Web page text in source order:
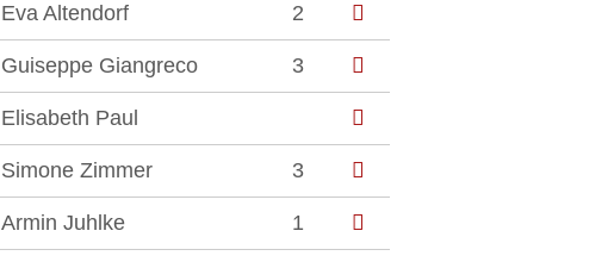
Eva Altendorf 2
Guiseppe Giangreco 3
Elisabeth Paul
Simone Zimmer 3
Armin Juhlke 1